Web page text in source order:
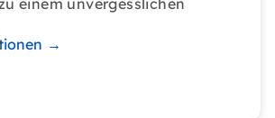
einem unvergesslichen
→